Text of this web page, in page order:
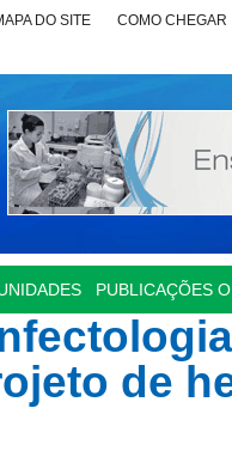
DO SITE COMO CHEGAR
PUBLICAÇÕES
de